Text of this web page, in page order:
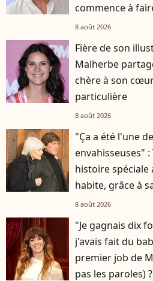
commence à
8 août 2026
Fière de son
Malherbe
chère à son
particulière
8 août 2026
"Ça a été l'une
envahisseuses"
histoire spéciale
habite, grâce à
Hardy
8 août 2026
"Je gagnais dix
j'avais fait du
premier job de
pas les paroles) ?